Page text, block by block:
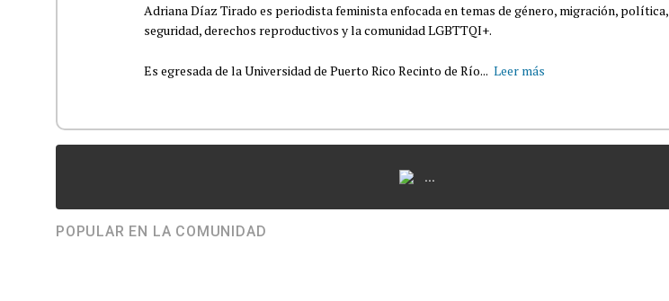
Adriana Díaz Tirado es periodista feminista enfocada en temas de género, migración, política,
seguridad, derechos reproductivos y la comunidad LGBTTQI+.
Es egresada de la Universidad de Puerto Rico Recinto de Río... Leer más
...
POPULAR EN LA COMUNIDAD